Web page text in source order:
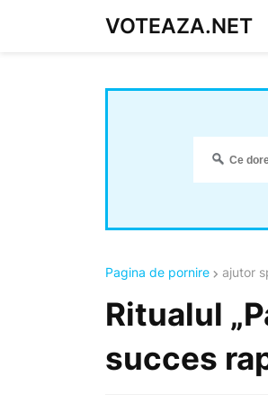
VOTEAZA.NET
Pagina de pornire ajutor
Ritualul
succes